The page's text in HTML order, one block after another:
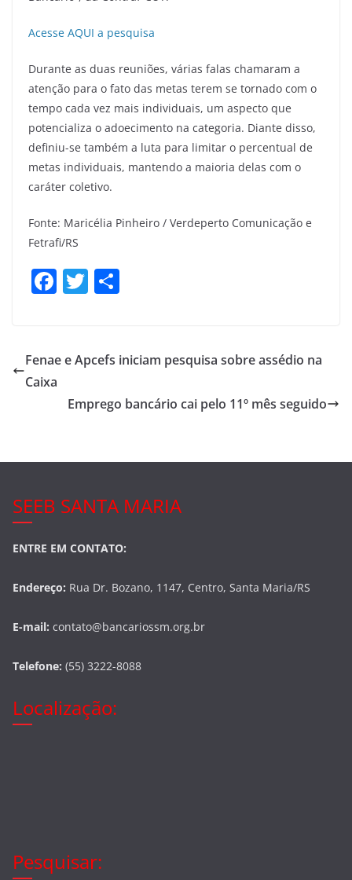
Acesse AQUI a pesquisa
Durante as duas reuniões, várias falas chamaram a
atenção para o fato das metas terem se tornado com o
tempo cada vez mais individuais, um aspecto que
potencializa o adoecimento na categoria. Diante disso,
definiu-se também a luta para limitar o percentual de
metas individuais, mantendo a maioria delas com o
caráter coletivo.
Fonte: Maricélia Pinheiro / Verdeperto Comunicação e
Fetrafi/RS
F
e
o
k
T
er e
Fenae e Apcefs iniciam pesquisa sobre assédio na
Caixa
Emprego bancário cai pelo 11º mês seguido
SEEB SANTA MARIA
ENTRE EM CONTATO:
Endereço: Rua Dr. Bozano, 1147, Centro, Santa Maria/RS
E-mail: contato@bancariossm.org.br
Telefone: (55) 3222-8088
Localização:
Pesquisar: